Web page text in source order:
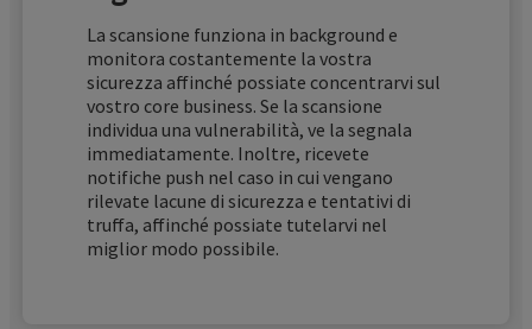
La scansione funziona in background e
monitora costantemente la vostra
sicurezza affinché possiate concentrarvi sul
vostro core business. Se la scansione
individua una vulnerabilità, ve la segnala
immediatamente. Inoltre, ricevete
notifiche push nel caso in cui vengano
rilevate lacune di sicurezza e tentativi di
truffa, affinché possiate tutelarvi nel
miglior modo possibile.